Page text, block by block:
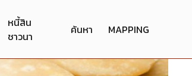
หนี้สิน
ชาวนา
ค้นหา MAPPING